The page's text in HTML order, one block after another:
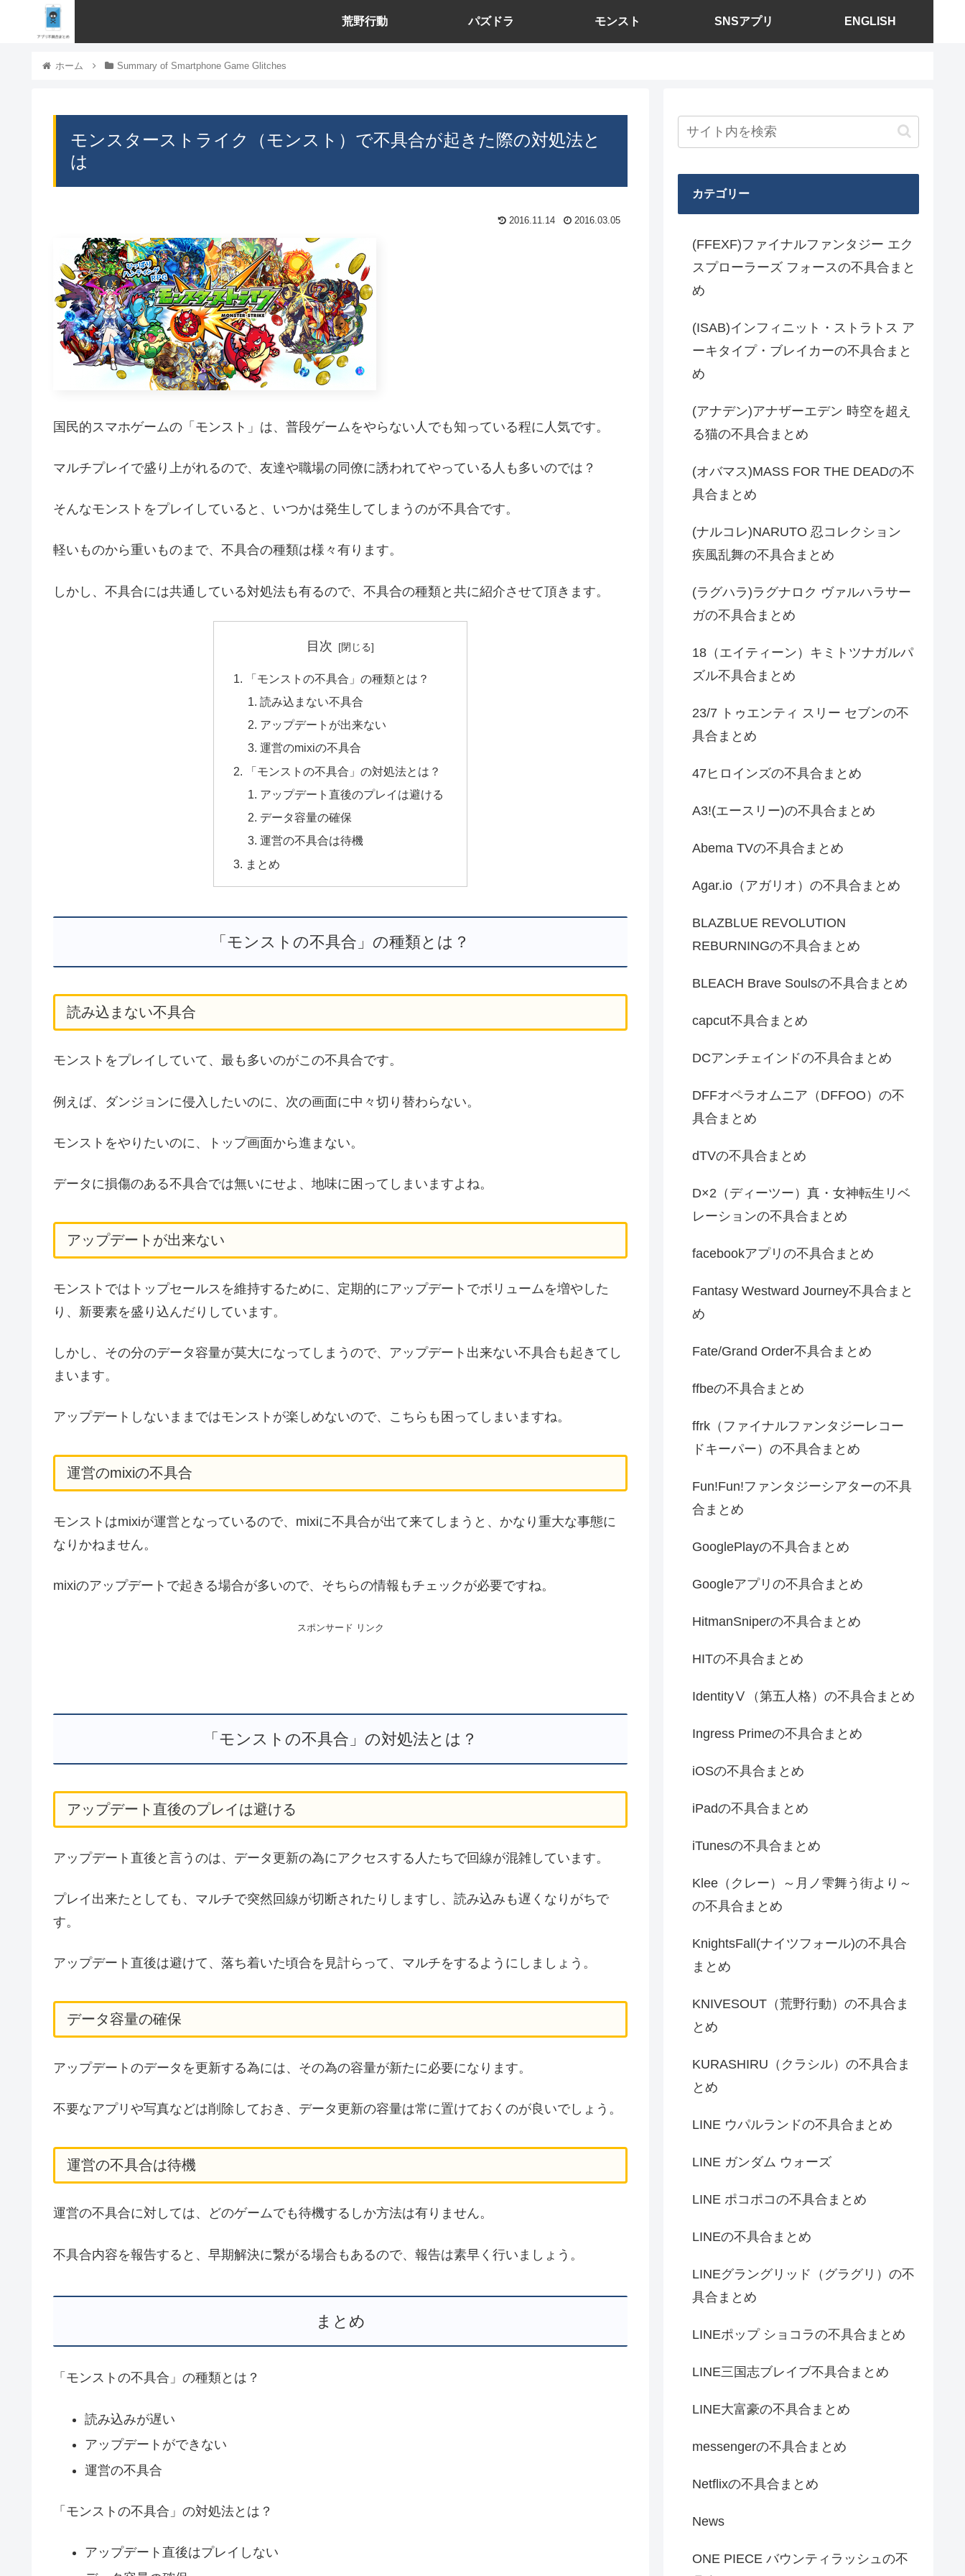
荒野行動 パズドラ モンスト SNSアプリ ENGLISH
ホーム Summary of Smartphone Game Glitches
モンスターストライク（モンスト）で不具合が起きた際の対処法と
は
2016.11.14 2016.03.05
国民的スマホゲームの「モンスト」は、普段ゲームをやらない人でも知っている程に人気です。
マルチプレイで盛り上がれるので、友達や職場の同僚に誘われてやっている人も多いのでは？
そんなモンストをプレイしていると、いつかは発生してしまうのが不具合です。
軽いものから重いものまで、不具合の種類は様々有ります。
しかし、不具合には共通している対処法も有るので、不具合の種類と共に紹介させて頂きます。
目次
「モンストの不具合」の種類とは？
読み込まない不具合
アップデートが出来ない
運営のmixiの不具合
「モンストの不具合」の対処法とは？
アップデート直後のプレイは避ける
データ容量の確保
運営の不具合は待機
まとめ
「モンストの不具合」の種類とは？
読み込まない不具合
モンストをプレイしていて、最も多いのがこの不具合です。
例えば、ダンジョンに侵入したいのに、次の画面に中々切り替わらない。
モンストをやりたいのに、トップ画面から進まない。
データに損傷のある不具合では無いにせよ、地味に困ってしまいますよね。
アップデートが出来ない
モンストではトップセールスを維持するために、定期的にアップデートでボリュームを増やした
り、新要素を盛り込んだりしています。
しかし、その分のデータ容量が莫大になってしまうので、アップデート出来ない不具合も起きてし
まいます。
アップデートしないままではモンストが楽しめないので、こちらも困ってしまいますね。
運営のmixiの不具合
モンストはmixiが運営となっているので、mixiに不具合が出て来てしまうと、かなり重大な事態に
なりかねません。
mixiのアップデートで起きる場合が多いので、そちらの情報もチェックが必要ですね。
スポンサード リンク
「モンストの不具合」の対処法とは？
アップデート直後のプレイは避ける
アップデート直後と言うのは、データ更新の為にアクセスする人たちで回線が混雑しています。
プレイ出来たとしても、マルチで突然回線が切断されたりしますし、読み込みも遅くなりがちで
す。
アップデート直後は避けて、落ち着いた頃合を見計らって、マルチをするようにしましょう。
データ容量の確保
アップデートのデータを更新する為には、その為の容量が新たに必要になります。
不要なアプリや写真などは削除しておき、データ更新の容量は常に置けておくのが良いでしょう。
運営の不具合は待機
運営の不具合に対しては、どのゲームでも待機するしか方法は有りません。
不具合内容を報告すると、早期解決に繋がる場合もあるので、報告は素早く行いましょう。
まとめ
「モンストの不具合」の種類とは？
読み込みが遅い
アップデートができない
運営の不具合
「モンストの不具合」の対処法とは？
アップデート直後はプレイしない
カテゴリー
(FFEXF)ファイナルファンタジー エク
スプローラーズ フォースの不具合まと
め
(ISAB)インフィニット・ストラトス ア
ーキタイプ・ブレイカーの不具合まと
め
(アナデン)アナザーエデン 時空を超え
る猫の不具合まとめ
(オバマス)MASS FOR THE DEADの不
具合まとめ
(ナルコレ)NARUTO 忍コレクション
疾風乱舞の不具合まとめ
(ラグハラ)ラグナロク ヴァルハラサー
ガの不具合まとめ
18（エイティーン）キミトツナガルパ
ズル不具合まとめ
23/7 トゥエンティ スリー セブンの不
具合まとめ
47ヒロインズの不具合まとめ
A3!(エースリー)の不具合まとめ
Abema TVの不具合まとめ
Agar.io（アガリオ）の不具合まとめ
BLAZBLUE REVOLUTION
REBURNINGの不具合まとめ
BLEACH Brave Soulsの不具合まとめ
capcut不具合まとめ
DCアンチェインドの不具合まとめ
DFFオペラオムニア（DFFOO）の不
具合まとめ
dTVの不具合まとめ
D×2（ディーツー）真・女神転生リベ
レーションの不具合まとめ
facebookアプリの不具合まとめ
Fantasy Westward Journey不具合まと
め
Fate/Grand Order不具合まとめ
ffbeの不具合まとめ
ffrk（ファイナルファンタジーレコー
ドキーパー）の不具合まとめ
Fun!Fun!ファンタジーシアターの不具
合まとめ
GooglePlayの不具合まとめ
Googleアプリの不具合まとめ
HitmanSniperの不具合まとめ
HITの不具合まとめ
IdentityⅤ（第五人格）の不具合まとめ
Ingress Primeの不具合まとめ
iOSの不具合まとめ
iPadの不具合まとめ
iTunesの不具合まとめ
Klee（クレー）～月ノ雫舞う街より～
の不具合まとめ
KnightsFall(ナイツフォール)の不具合
まとめ
KNIVESOUT（荒野行動）の不具合ま
とめ
KURASHIRU（クラシル）の不具合ま
とめ
LINE ウパルランドの不具合まとめ
LINE ガンダム ウォーズ
LINE ポコポコの不具合まとめ
LINEの不具合まとめ
LINEグラングリッド（グラグリ）の不
具合まとめ
LINEポップ ショコラの不具合まとめ
LINE三国志ブレイブ不具合まとめ
LINE大富豪の不具合まとめ
messengerの不具合まとめ
Netflixの不具合まとめ
News
ONE PIECE バウンティラッシュの不